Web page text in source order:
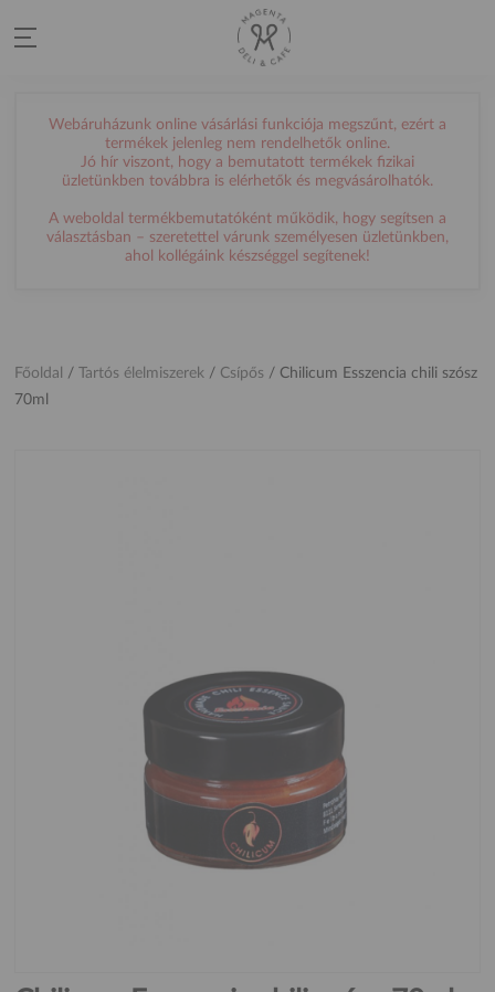
Webáruházunk online vásárlási funkciója megszűnt, ezért a
termékek jelenleg nem rendelhetők online.
Jó hír viszont, hogy a bemutatott termékek fizikai
üzletünkben továbbra is elérhetők és megvásárolhatók.
A weboldal termékbemutatóként működik, hogy segítsen a
választásban – szeretettel várunk személyesen üzletünkben,
ahol kollégáink készséggel segítenek!
Főoldal / Tartós élelmiszerek / Csípős / Chilicum Esszencia chili szósz
70ml